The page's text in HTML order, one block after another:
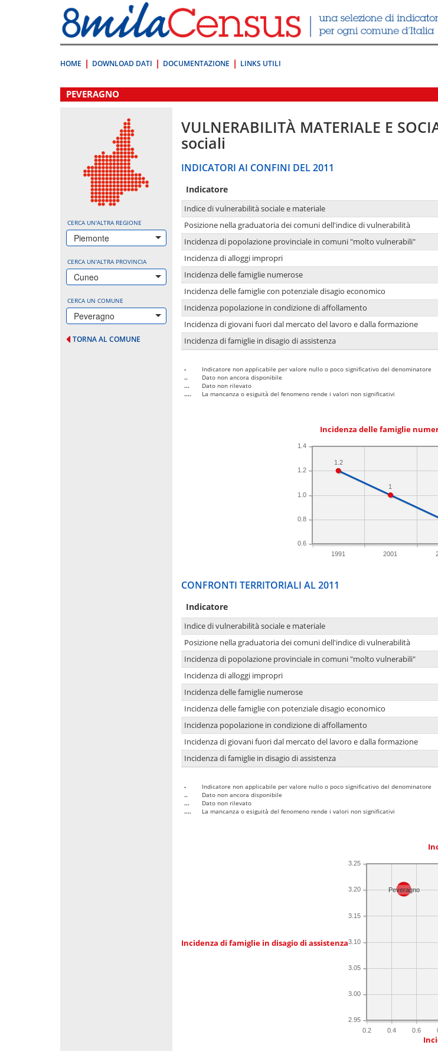
direttamente
a:
Contenuto
HOME DOWNLOAD DATI DOCUMENTAZIONE LINKS UTILI
.
PEVERAGNO
CERCA UN'ALTRA REGIONE
Piemonte
CERCA UN'ALTRA PROVINCIA
Cuneo
CERCA UN COMUNE
Peveragno
TORNA AL COMUNE
VULNERABILITÀ MATERIALE E
sociali
INDICATORI AI CONFINI DEL 2011
Indicatore
Indice di vulnerabilità sociale e materiale
Posizione nella graduatoria dei comuni dell'indice di vulnerabilità
Incidenza di popolazione provinciale in comuni "molto vulnerabili"
Incidenza di alloggi impropri
Incidenza delle famiglie numerose
Incidenza delle famiglie con potenziale disagio economico
Incidenza popolazione in condizione di affollamento
Incidenza di giovani fuori dal mercato del lavoro e dalla formazione
Incidenza di famiglie in disagio di assistenza
-
Indicatore non applicabile per valore nullo o poco significativo del denominatore
..
Dato non ancora disponibile
...
Dato non rilevato
....
La mancanza o esiguità del fenomeno rende i valori non significativi
Incidenza delle famiglie
1991 2001
0.6
0.8
1.0
1.2
1.4
1
1.2
CONFRONTI TERRITORIALI AL 2011
Indicatore
Indice di vulnerabilità sociale e materiale
Posizione nella graduatoria dei comuni dell'indice di vulnerabilità
Incidenza di popolazione provinciale in comuni "molto vulnerabili"
Incidenza di alloggi impropri
Incidenza delle famiglie numerose
Incidenza delle famiglie con potenziale disagio economico
Incidenza popolazione in condizione di affollamento
Incidenza di giovani fuori dal mercato del lavoro e dalla formazione
Incidenza di famiglie in disagio di assistenza
-
Indicatore non applicabile per valore nullo o poco significativo del denominatore
..
Dato non ancora disponibile
...
Dato non rilevato
....
La mancanza o esiguità del fenomeno rende i valori non significativi
Incidenza di famiglie in disagio di assistenza
0.2 0.4 0.6
2.95
3.00
3.05
3.10
3.15
3.20
3.25
Peveragno